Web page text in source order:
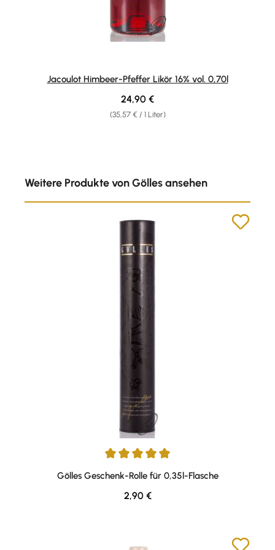
Jacoulot Himbeer-Pfeffer Likör 16% vol. 0,70l
(35,57 € / 1 Liter)
Regulärer Preis:
24,90 €
Weitere Produkte von Gölles ansehen
Durchschnittliche Bewertung von 5 von 5 Sternen
Gölles Geschenk-Rolle für 0,35l-Flasche
Regulärer Preis:
2,90 €